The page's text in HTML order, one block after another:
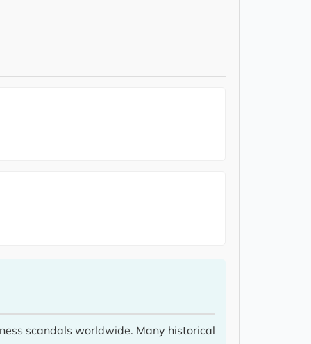
scandals worldwide. Many historical